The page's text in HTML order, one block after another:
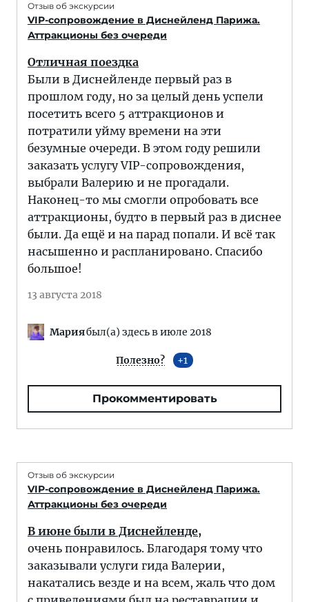
Отзыв об экскурсии
VIP-сопровождение в Диснейленд Парижа.
Аттракционы без очереди
Отличная поездка
Были в Диснейленде первый раз в
прошлом году, но за целый день успели
посетить всего 5 аттракционов и
потратили уйму времени на эти
безумные очереди. В этом году решили
заказать услугу VIP-сопровождения,
выбрали Валерию и не прогадали.
Наконец-то мы смогли опробовать все
аттракционы, будто в первый раз в диснее
были. Да ещё и на парад попали. И всё так
насышенно и распланировано. Спасибо
большое!
13 августа 2018
Мариябыл(а) здесь в июле 2018
Полезно? 1
Прокомментировать
Отзыв об экскурсии
VIP-сопровождение в Диснейленд Парижа.
Аттракционы без очереди
В июне были в Диснейленде,
очень понравилось. Благодаря тому что
заказывали услуги гида Валерии,
накатались везде и на всем, жаль что дом